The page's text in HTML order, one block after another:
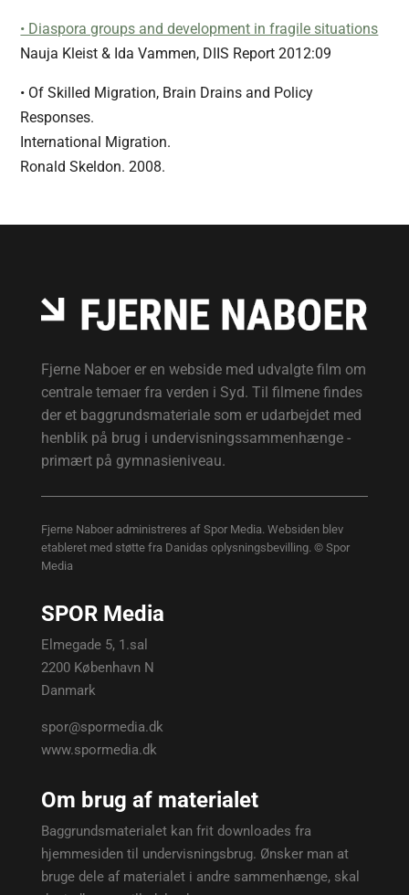
• Diaspora groups and development in fragile situations
Nauja Kleist & Ida Vammen, DIIS Report 2012:09
• Of Skilled Migration, Brain Drains and Policy
Responses.
International Migration.
Ronald Skeldon. 2008.
Fjerne Naboer er en webside med udvalgte film om
centrale temaer fra verden i Syd. Til filmene findes
der et baggrundsmateriale som er udarbejdet med
henblik på brug i undervisningssammenhænge -
primært på gymnasieniveau.
Fjerne Naboer administreres af Spor Media. Websiden blev
etableret med støtte fra Danidas oplysningsbevilling. © Spor
Media
SPOR Media
Elmegade 5, 1.sal
2200 København N
Danmark
spor@spormedia.dk
www.spormedia.dk
Om brug af materialet
Baggrundsmaterialet kan frit downloades fra
hjemmesiden til undervisningsbrug. Ønsker man at
bruge dele af materialet i andre sammenhænge, skal